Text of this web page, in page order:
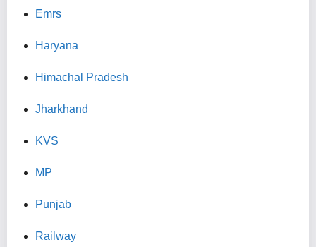
Emrs
Haryana
Himachal Pradesh
Jharkhand
KVS
MP
Punjab
Railway